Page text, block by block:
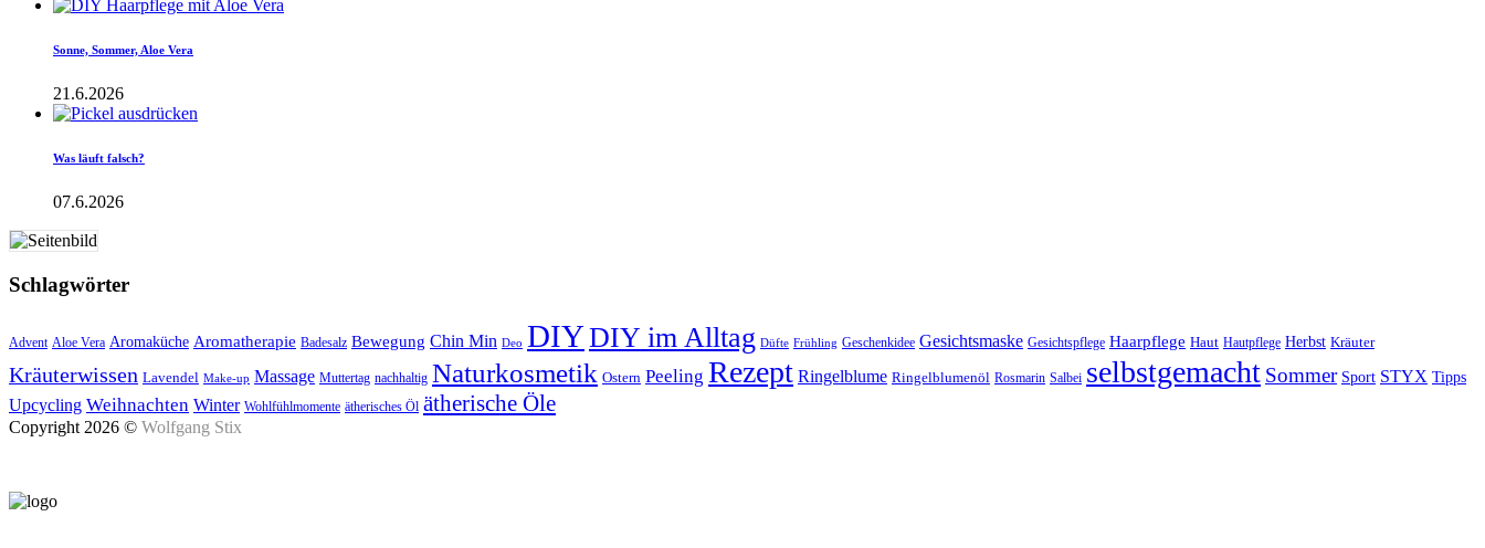
Sonne, Sommer, Aloe Vera
21.6.2026
Was läuft falsch?
07.6.2026
Schlagwörter
Advent Aloe Vera Aromaküche Aromatherapie Badesalz Bewegung Chin Min Deo DIYDIY im Alltag Düfte Frühling Geschenkidee Gesichtsmaske Gesichtspflege Haarpflege Haut Hautpflege Herbst Kräuter
Kräuterwissen Lavendel Make-up Massage Muttertag nachhaltig Naturkosmetik Ostern Peeling Rezept Ringelblume Ringelblumenöl Rosmarin Salbei selbstgemacht Sommer Sport STYX Tipps
Upcycling Weihnachten Winter Wohlfühlmomente ätherisches Öl ätherische Öle
Copyright 2026 © Wolfgang Stix